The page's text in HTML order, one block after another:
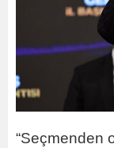
“Seçmenden